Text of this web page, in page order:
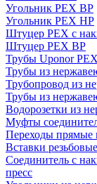
Угольник PEX ВР
Угольник PEX НР
Штуцер PEX c
Штуцер PEX ВР
Трубы Uponor
Трубы из
Трубопровод из
Трубы из
Водорозетки из
Муфты
Переходы прямые
Вставки
Соединитель с
пресс